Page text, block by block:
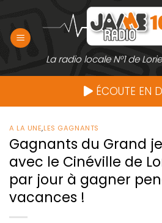
contenu
La radio locale N°1 de
ÉCOUTE EN
A LA UNE,LES GAGNANTS
Gagnants du Grand
avec le Cinéville de
par jour à gagner
vacances !